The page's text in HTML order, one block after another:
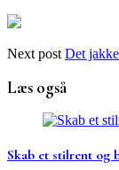
Next post Det
Læs også
Skab et stilrent og